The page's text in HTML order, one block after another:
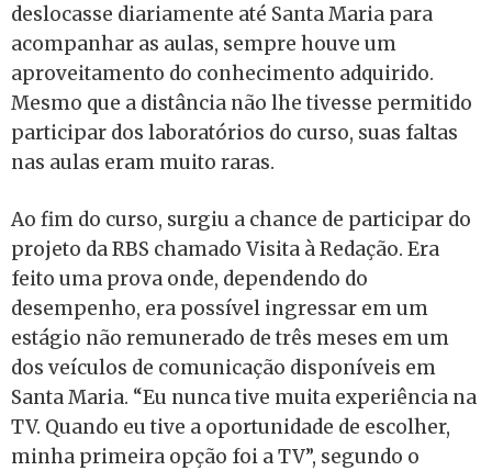
deslocasse diariamente até Santa Maria para
acompanhar as aulas, sempre houve um
aproveitamento do conhecimento adquirido.
Mesmo que a distância não lhe tivesse permitido
participar dos laboratórios do curso, suas faltas
nas aulas eram muito raras.
Ao fim do curso, surgiu a chance de participar do
projeto da RBS chamado Visita à Redação. Era
feito uma prova onde, dependendo do
desempenho, era possível ingressar em um
estágio não remunerado de três meses em um
dos veículos de comunicação disponíveis em
Santa Maria. “Eu nunca tive muita experiência na
TV. Quando eu tive a oportunidade de escolher,
minha primeira opção foi a TV”, segundo o